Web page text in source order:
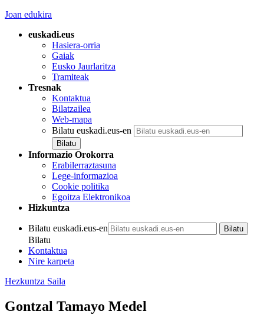
Joan edukira
euskadi.eus
Hasiera-orria
Gaiak
Eusko Jaurlaritza
Tramiteak
Tresnak
Kontaktua
Bilatzailea
Web-mapa
Bilatu euskadi.eus-en
Informazio Orokorra
Erabilerraztasuna
Lege-informazioa
Cookie politika
Egoitza Elektronikoa
Hizkuntza
Bilatu euskadi.eus-en
Bilatu
Kontaktua
Nire karpeta
Hezkuntza Saila
Gontzal Tamayo Medel